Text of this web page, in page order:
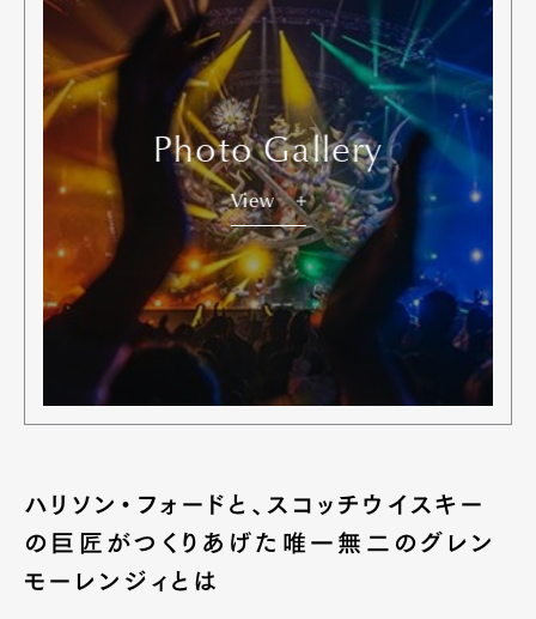
Photo Gallery
View
ハリソン・フォードと、スコッチウイスキー
の巨匠がつくりあげた唯一無二のグレン
モーレンジィとは